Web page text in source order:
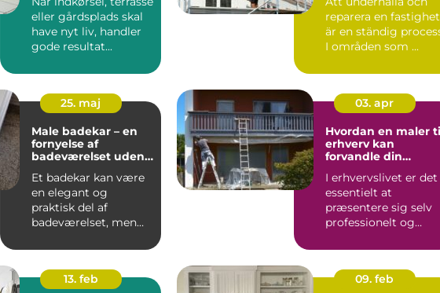
eller gårdsplads skal
have nyt liv, handler
gode resultat...
reparera en fastighet
är en ständig
I områden som ...
25. maj
Male badekar – en
fornyelse af
badeværelset uden
Et badekar kan være
en elegant og
praktisk del af
badeværelset, men
det...
03. apr
Hvordan en maler
erhverv kan
forvandle din
I erhvervslivet er det
essentielt at
præsentere sig selv
professionelt og
13. feb
09. feb